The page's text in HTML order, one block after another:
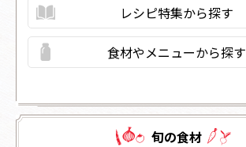
レシピ特集から探す
食材やメニューから探す
旬の⾷材